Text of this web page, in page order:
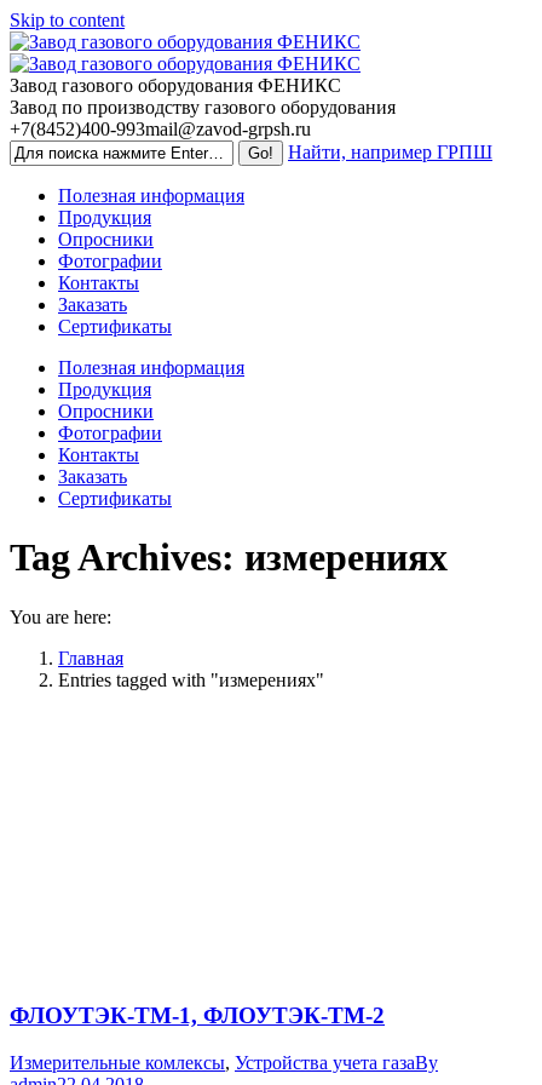
Skip to content
Завод газового оборудования ФЕНИКС
Завод по производству газового оборудования
+7(8452)400-993mail@zavod-grpsh.ru
Найти, например ГРПШ
Полезная информация
Продукция
Опросники
Фотографии
Контакты
Заказать
Сертификаты
Полезная информация
Продукция
Опросники
Фотографии
Контакты
Заказать
Сертификаты
Tag Archives: измерениях
You are here:
Главная
Entries tagged with "измерениях"
ФЛОУТЭК-ТМ-1, ФЛОУТЭК-ТМ-2
Измерительные комлексы, Устройства учета газаBy